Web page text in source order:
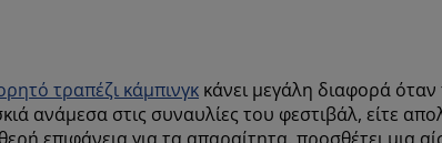
τραπέζι κάμπινγκ κάνει μεγάλη διαφορά
ανάμεσα στις συναυλίες του φεστιβάλ, είτε